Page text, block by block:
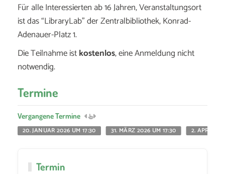
Für alle Interessierten ab 16 Jahren, Veranstaltungsort
ist das “LibraryLab” der Zentralbibliothek, Konrad-
Adenauer-Platz 1.
Die Teilnahme istkostenlos, eine Anmeldung nicht
notwendig.
Termine
Vergangene Termine
20. JANUAR 2026 UM 17:30
31. MÄRZ 2026 UM 17:30 2. APRIL
Termin